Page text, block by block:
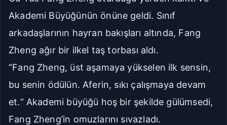
Rahat Çok Rahat
Düz
Akademi Büyüğünün önüne geldi. Sınıf
arkadaşlarının hayran bakışları altında, Fang
Zheng ağır bir ilkel taş torbası aldı.
“Fang Zheng, üst aşamaya yükselen ilk sensin,
bu senin ödülün. Aferin, sıkı çalışmaya devam
et.“ Akademi büyüğü hoş bir şekilde gülümsedi,
Fang Zheng’in omuzlarını sıvazladı.